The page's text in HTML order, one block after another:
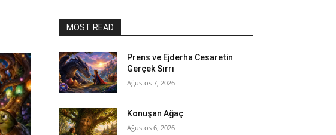
MOST READ
Prens ve Ejderha Cesaretin
Gerçek Sırrı
Ağustos 7, 2026
Konuşan Ağaç
Ağustos 6, 2026